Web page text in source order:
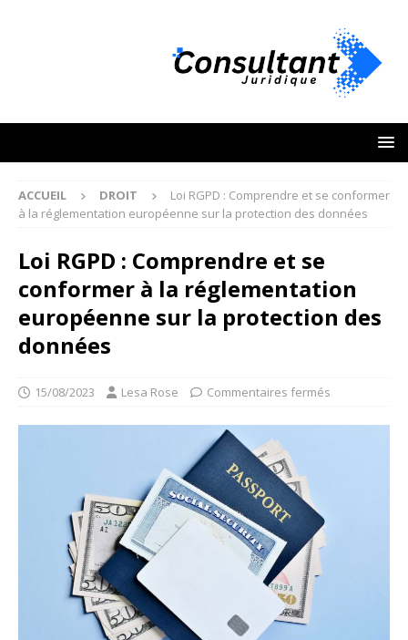
ACCUEIL DROIT
Loi RGPD : Comprendre et se conformer
à la réglementation européenne sur la protection des données
Loi RGPD : Comprendre et se
conformer à la réglementation
européenne sur la protection des
données
15/08/2023 Lesa Rose Commentaires fermés